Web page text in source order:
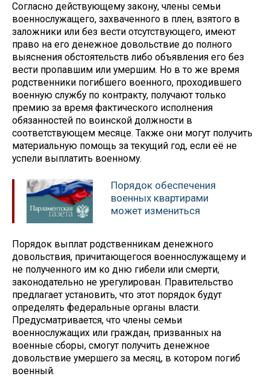
Согласно действующему закону, члены семьи
военнослужащего, захваченного в плен, взятого в
заложники или без вести отсутствующего, имеют
право на его денежное довольствие до полного
выяснения обстоятельств либо объявления его без
вести пропавшим или умершим. Но в то же время
родственники погибшего военного, проходившего
военную службу по контракту, получают только
премию за время фактического исполнения
обязанностей по воинской должности в
соответствующем месяце. Также они могут получить
материальную помощь за текущий год, если её не
успели выплатить военному.
Порядок обеспечения
военных квартирами
может измениться
Порядок выплат родственникам денежного
довольствия, причитающегося военнослужащему и
не полученного им ко дню гибели или смерти,
законодательно не урегулирован. Правительство
предлагает установить, что этот порядок будут
определять федеральные органы власти.
Предусматривается, что члены семьи
военнослужащих или граждан, призванных на
военные сборы, смогут получить денежное
довольствие умершего за месяц, в котором погиб
военный.